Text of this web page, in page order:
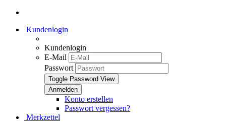
Kundenlogin
Kundenlogin
E-Mail
Passwort
Toggle Password View
Konto erstellen
Passwort vergessen?
Merkzettel